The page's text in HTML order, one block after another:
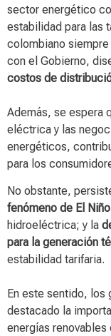
sector energético
estabilidad para las
colombiano
con el Gobierno,
costos de
Además, se espera
eléctrica y las
energéticos,
para los
No obstante,
fenómeno de El Niño
hidroeléctrica; y la
para la generación
estabilidad tarifaria.
En este sentido,
destacado la
energías